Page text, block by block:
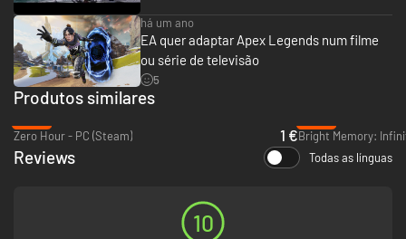
há um ano
EA quer adaptar Apex Legends num filme
ou série de televisão
5
Produtos similares
Zero Hour - PC (Steam)
1 €Bright Memory:
Reviews Todas as línguas
10